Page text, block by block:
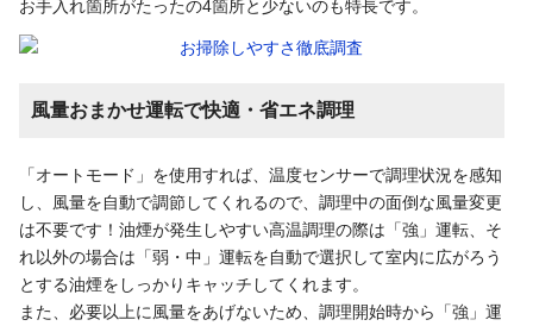
お手入れ箇所がたったの4箇所と少ないのも特長です。
風量おまかせ運転で快適・省エネ調理
「オートモード」を使用すれば、温度センサーで調理状況を感知
し、風量を自動で調節してくれるので、調理中の面倒な風量変更
は不要です！油煙が発生しやすい高温調理の際は「強」運転、そ
れ以外の場合は「弱・中」運転を自動で選択して室内に広がろう
とする油煙をしっかりキャッチしてくれます。
また、必要以上に風量をあげないため、調理開始時から「強」運